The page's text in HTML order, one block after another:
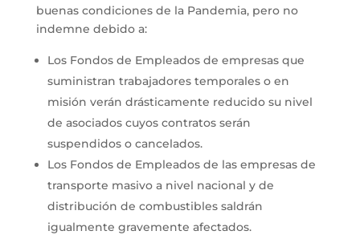
buenas condiciones de la Pandemia, pero no
indemne debido a:
Los Fondos de Empleados de empresas que
suministran trabajadores temporales o en
misión verán drásticamente reducido su nivel
de asociados cuyos contratos serán
suspendidos o cancelados.
Los Fondos de Empleados de las empresas de
transporte masivo a nivel nacional y de
distribución de combustibles saldrán
igualmente gravemente afectados.